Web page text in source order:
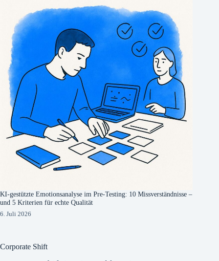
KI-gestützte Emotionsanalyse im Pre-Testing: 10 Missverständnisse –
und 5 Kriterien für echte Qualität
6. Juli 2026
Corporate Shift